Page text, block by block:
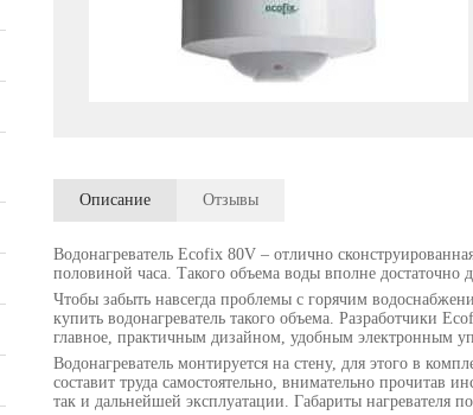
Описание Отзывы
Водонагреватель Ecofix 80V – отлично
половиной часа. Такого объема воды вполне достаточно
Чтобы забыть навсегда проблемы с горячим
купить водонагреватель такого объема. Разработчики
главное, практичным дизайном, удобным электронным
Водонагреватель монтируется на стену, для этого в
составит труда самостоятельно, внимательно прочитав
так и дальнейшей эксплуатации. Габариты